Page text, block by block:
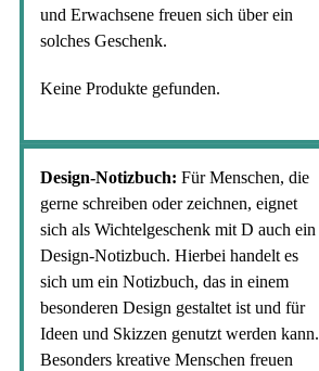
und Erwachsene freuen sich über ein
solches Geschenk.
Keine Produkte gefunden.
Design-Notizbuch: Für Menschen, die
gerne schreiben oder zeichnen, eignet
sich als Wichtelgeschenk mit D auch ein
Design-Notizbuch. Hierbei handelt es
sich um ein Notizbuch, das in einem
besonderen Design gestaltet ist und für
Ideen und Skizzen genutzt werden kann.
Besonders kreative Menschen freuen